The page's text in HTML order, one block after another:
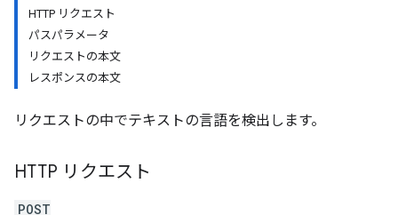
HTTP リクエスト
パスパラメータ
リクエストの本文
レスポンスの本文
リクエストの中でテキストの言語を検出します。
HTTP リクエスト
POST